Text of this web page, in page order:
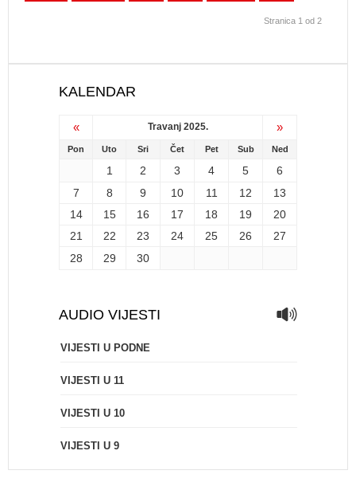
Stranica 1 od 2
KALENDAR
« Travanj 2025. »
Pon Uto Sri Čet Pet Sub Ned
1 2 3 4 5
6
7
8 9 10 11 12
13
14
15 16 17 18 19
20
21
22 23 24 25 26
27
28
29 30
AUDIO VIJESTI
VIJESTI U PODNE
VIJESTI U 11
VIJESTI U 10
VIJESTI U 9